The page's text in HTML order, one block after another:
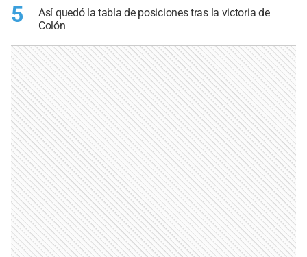
5
Así quedó la tabla de posiciones tras la victoria de
Colón